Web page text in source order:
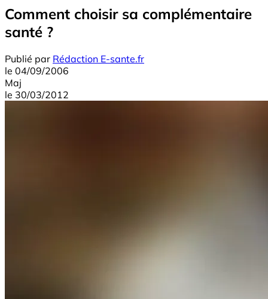
Comment choisir sa complémentaire
santé ?
Publié par Rédaction E-sante.fr
le 04/09/2006
Maj
le 30/03/2012